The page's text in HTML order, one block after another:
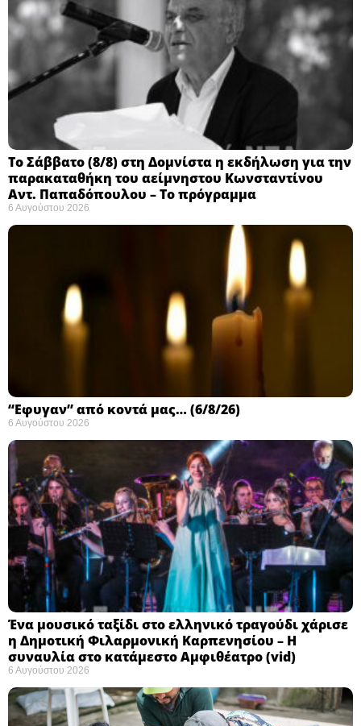
Το Σάββατο (8/8) στη Δομνίστα η εκδήλωση για την
παρακαταθήκη του αείμνηστου Κωνσταντίνου
Αντ. Παπαδόπουλου – Το πρόγραμμα
6 Αυγούστου 2026
“Εφυγαν” από κοντά μας… (6/8/26)
6 Αυγούστου 2026
Ένα μουσικό ταξίδι στο ελληνικό τραγούδι χάρισε
η Δημοτική Φιλαρμονική Καρπενησίου – Η
συναυλία στο κατάμεστο Αμφιθέατρο (vid)
6 Αυγούστου 2026